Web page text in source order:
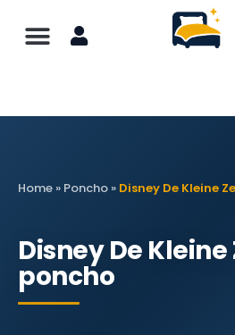
Home » Poncho » Disney De Kleine
Disney De
poncho